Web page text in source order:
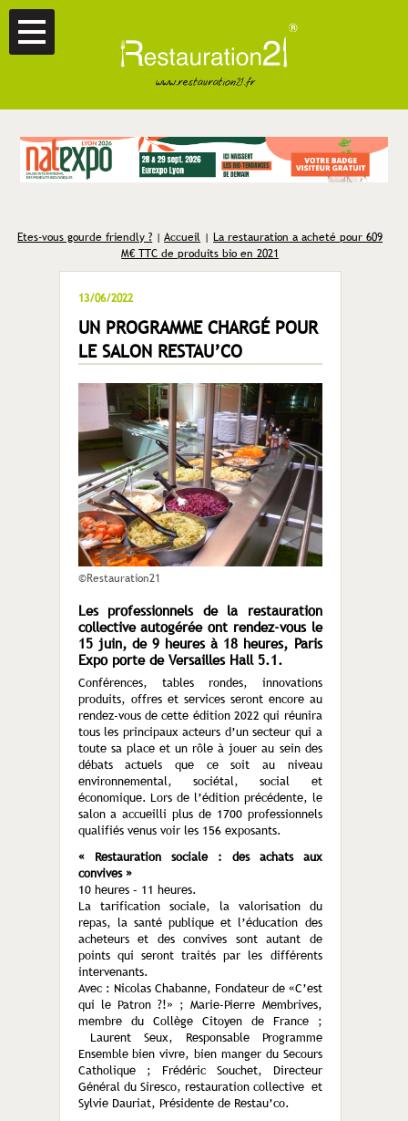
Etes-vous gourde friendly ? |Accueil |La restauration a acheté pour 609
M€ TTC de produits bio en 2021
13/06/2022
UN PROGRAMME CHARGÉ POUR
LE SALON RESTAU’CO
©Restauration21
Les professionnels de la restauration
collective autogérée ont rendez-vous le
15 juin, de 9 heures à 18 heures, Paris
Expo porte de Versailles Hall 5.1.
Conférences, tables rondes, innovations
produits, offres et services seront encore au
rendez-vous de cette édition 2022 qui réunira
tous les principaux acteurs d’un secteur qui a
toute sa place et un rôle à jouer au sein des
débats actuels que ce soit au niveau
environnemental, sociétal, social et
économique. Lors de l’édition précédente, le
salon a accueilli plus de 1700 professionnels
qualifiés venus voir les 156 exposants.
« Restauration sociale : des achats aux
convives »
10 heures – 11 heures.
La tarification sociale, la valorisation du
repas, la santé publique et l’éducation des
acheteurs et des convives sont autant de
points qui seront traités par les différents
intervenants.
Avec : Nicolas Chabanne, Fondateur de «C’est
qui le Patron ?!» ; Marie-Pierre Membrives,
membre du Collège Citoyen de France ;
Laurent Seux, Responsable Programme
Ensemble bien vivre, bien manger du Secours
Catholique ; Frédéric Souchet, Directeur
Général du Siresco, restauration collective et
Sylvie Dauriat, Présidente de Restau’co.